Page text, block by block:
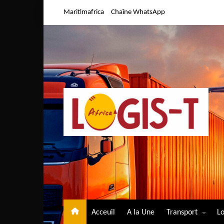
Maritimafrica Chaîne WhatsApp
Acceuil A la Une Transport